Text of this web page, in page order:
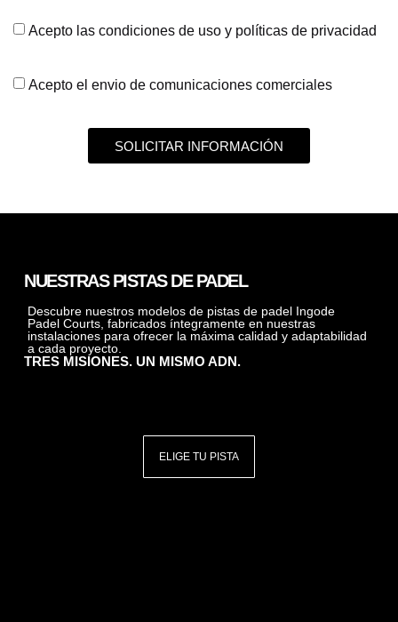
Acepto las condiciones de uso y políticas de privacidad
Acepto el envio de comunicaciones comerciales
SOLICITAR INFORMACIÓN
NUESTRAS PISTAS DE PADEL
Descubre nuestros modelos de pistas de padel Ingode
Padel Courts, fabricados íntegramente en nuestras
instalaciones para ofrecer la máxima calidad y adaptabilidad
a cada proyecto.
TRES MISIONES. UN MISMO ADN.
ELIGE TU PISTA